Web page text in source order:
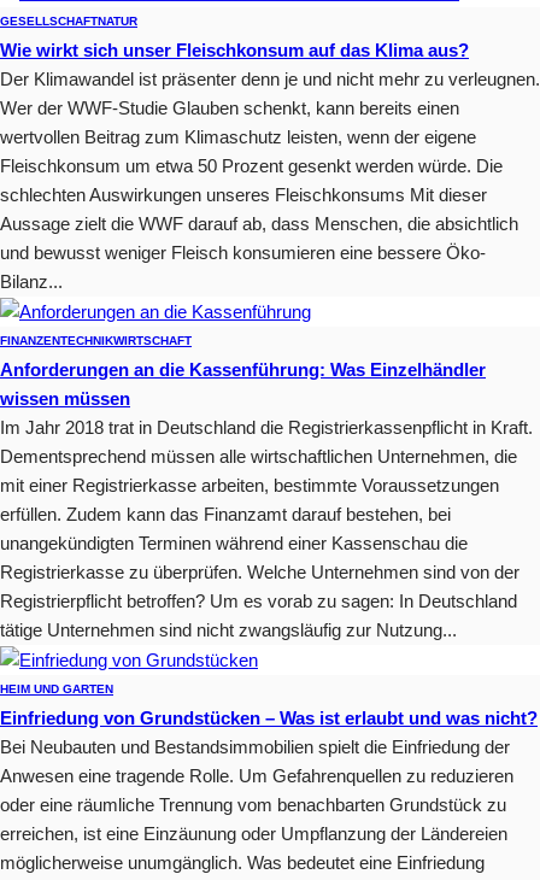
GESELLSCHAFTNATUR
Wie wirkt sich unser Fleischkonsum auf das Klima aus?
Der Klimawandel ist präsenter denn je und nicht mehr zu verleugnen.
Wer der WWF-Studie Glauben schenkt, kann bereits einen
wertvollen Beitrag zum Klimaschutz leisten, wenn der eigene
Fleischkonsum um etwa 50 Prozent gesenkt werden würde. Die
schlechten Auswirkungen unseres Fleischkonsums Mit dieser
Aussage zielt die WWF darauf ab, dass Menschen, die absichtlich
und bewusst weniger Fleisch konsumieren eine bessere Öko-
Bilanz...
FINANZENTECHNIKWIRTSCHAFT
Anforderungen an die Kassenführung: Was Einzelhändler
wissen müssen
Im Jahr 2018 trat in Deutschland die Registrierkassenpflicht in Kraft.
Dementsprechend müssen alle wirtschaftlichen Unternehmen, die
mit einer Registrierkasse arbeiten, bestimmte Voraussetzungen
erfüllen. Zudem kann das Finanzamt darauf bestehen, bei
unangekündigten Terminen während einer Kassenschau die
Registrierkasse zu überprüfen. Welche Unternehmen sind von der
Registrierpflicht betroffen? Um es vorab zu sagen: In Deutschland
tätige Unternehmen sind nicht zwangsläufig zur Nutzung...
HEIM UND GARTEN
Einfriedung von Grundstücken – Was ist erlaubt und was nicht?
Bei Neubauten und Bestandsimmobilien spielt die Einfriedung der
Anwesen eine tragende Rolle. Um Gefahrenquellen zu reduzieren
oder eine räumliche Trennung vom benachbarten Grundstück zu
erreichen, ist eine Einzäunung oder Umpflanzung der Ländereien
möglicherweise unumgänglich. Was bedeutet eine Einfriedung